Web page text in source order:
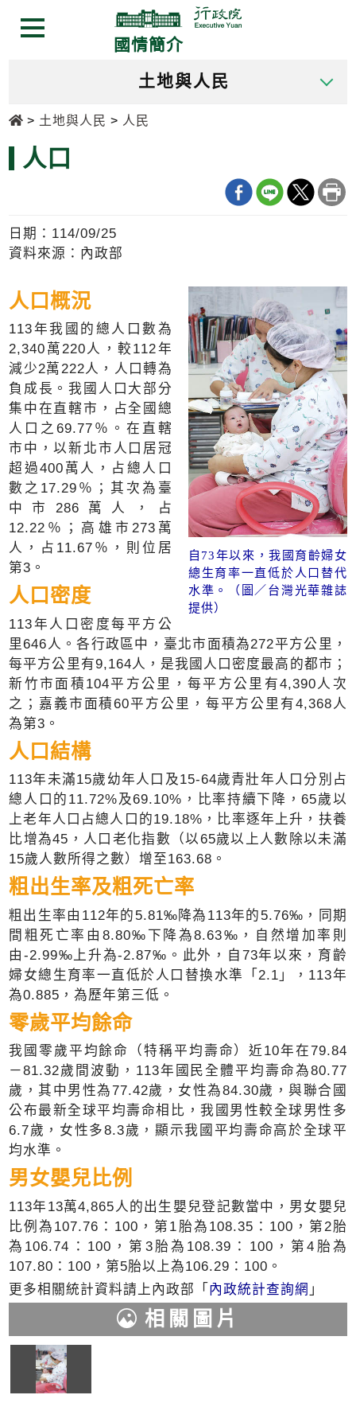
區
塊
To
區
塊
選單按鈕
國情簡介
土地與人民
首頁 土地與人民 人民
人口
日期：114/09/25
資料來源：內政部
自73年以來，我國育齡婦女
總生育率一直低於人口替代
水準。（圖／台灣光華雜誌
提供）
人口概況
113年我國的總人口數為
2,340萬220人，較112年
減少2萬222人，人口轉為
負成長。我國人口大部分
集中在直轄市，占全國總
人口之69.77％。在直轄
市中，以新北市人口居冠
超過400萬人，占總人口
數之17.29％；其次為臺
中市286萬人，占
12.22％；高雄市273萬
人，占11.67％，則位居
第3。
人口密度
113年人口密度每平方公
里646人。各行政區中，臺北市面積為272平方公里，
每平方公里有9,164人，是我國人口密度最高的都市；
新竹市面積104平方公里，每平方公里有4,390人次
之；嘉義市面積60平方公里，每平方公里有4,368人
為第3。
人口結構
113年未滿15歲幼年人口及15-64歲青壯年人口分別占
總人口的11.72%及69.10%，比率持續下降，65歲以
上老年人口占總人口的19.18%，比率逐年上升，扶養
比增為45，人口老化指數（以65歲以上人數除以未滿
15歲人數所得之數）增至163.68。
粗出生率及粗死亡率
粗出生率由112年的5.81‰降為113年的5.76‰，同期
間粗死亡率由8.80‰下降為8.63‰，自然增加率則
由-2.99‰上升為-2.87‰。此外，自73年以來，育齡
婦女總生育率一直低於人口替換水準「2.1」，113年
為0.885，為歷年第三低。
零歲平均餘命
我國零歲平均餘命（特稱平均壽命）近10年在79.84
－81.32歲間波動，113年國民全體平均壽命為80.77
歲，其中男性為77.42歲，女性為84.30歲，與聯合國
公布最新全球平均壽命相比，我國男性較全球男性多
6.7歲，女性多8.3歲，顯示我國平均壽命高於全球平
均水準。
男女嬰兒比例
113年13萬4,865人的出生嬰兒登記數當中，男女嬰兒
比例為107.76：100，第1胎為108.35：100，第2胎
為106.74：100，第3胎為108.39：100，第4胎為
107.80：100，第5胎以上為106.29：100。
更多相關統計資料請上內政部「 內政統計查詢網 」
相關圖片